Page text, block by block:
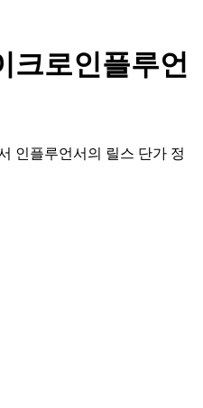
크로인플루언
인플루언서의 릴스 단가 정